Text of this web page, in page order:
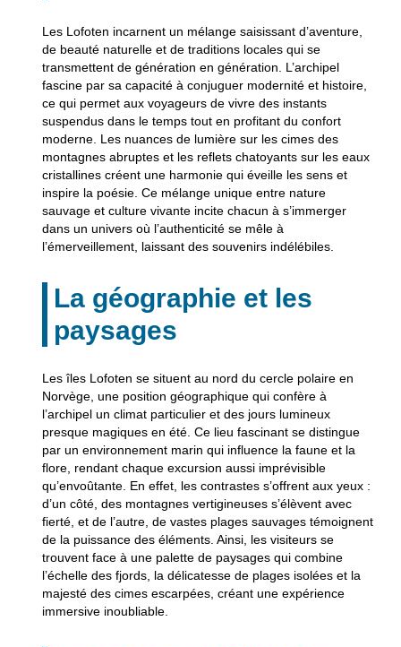
Les Lofoten incarnent un mélange saisissant d’aventure,
de beauté naturelle et de traditions locales qui se
transmettent de génération en génération. L’archipel
fascine par sa capacité à conjuguer modernité et histoire,
ce qui permet aux voyageurs de vivre des instants
suspendus dans le temps tout en profitant du confort
moderne. Les nuances de lumière sur les cimes des
montagnes abruptes et les reflets chatoyants sur les eaux
cristallines créent une harmonie qui éveille les sens et
inspire la poésie. Ce mélange unique entre nature
sauvage et culture vivante incite chacun à s’immerger
dans un univers où l’authenticité se mêle à
l’émerveillement, laissant des souvenirs indélébiles.
La géographie et les
paysages
Les îles Lofoten se situent au nord du cercle polaire en
Norvège, une position géographique qui confère à
l’archipel un climat particulier et des jours lumineux
presque magiques en été. Ce lieu fascinant se distingue
par un environnement marin qui influence la faune et la
flore, rendant chaque excursion aussi imprévisible
qu’envoûtante. En effet, les contrastes s’offrent aux yeux :
d’un côté, des montagnes vertigineuses s’élèvent avec
fierté, et de l’autre, de vastes plages sauvages témoignent
de la puissance des éléments. Ainsi, les visiteurs se
trouvent face à une palette de paysages qui combine
l’échelle des fjords, la délicatesse de plages isolées et la
majesté des cimes escarpées, créant une expérience
immersive inoubliable.